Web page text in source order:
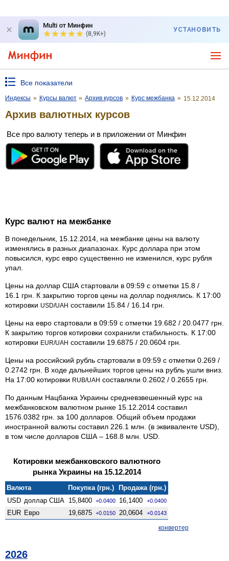
Multi от Минфин
(8,9K+)
УСТАНОВИТЬ
Все показатели
Индексы » Курсы валют » Архив курсов » Курс межбанка » 15.12.2014
Архив валютных курсов
Все про валюту теперь и в приложении от Минфин
Курс валют на межбанке
В понедельник, 15.12.2014, на межбанке цены на валюту
изменялись в разных диапазонах. Курс доллара при этом
повысился, курс евро существенно не изменился, курс рубля
упал.
Цены на доллар США стартовали в 09:59 с отметки 15.8 /
16.1 грн. К закрытию торгов цены на доллар поднялись. К 17:00
котировки USD/UAH составили 15.84 / 16.14 грн.
Цены на евро стартовали в 09:59 с отметки 19.682 / 20.0477 грн.
К закрытию торгов котировки сохранили стабильность. К 17:00
котировки EUR/UAH составили 19.6875 / 20.0604 грн.
Цены на российский рубль стартовали в 09:59 с отметки 0.269 /
0.2742 грн. В ходе дальнейших торгов цены на рубль ушли вниз.
На 17:00 котировки RUB/UAH составляли 0.2602 / 0.2655 грн.
По данным Нацбанка Украины средневзвешенный курс на
межбанковском валютном рынке 15.12.2014 составил
1576.0382 грн. за 100 долларов. Общий объем продажи
иностранной валюты составил 226.1 млн. (в эквиваленте USD),
в том числе долларов США – 168.8 млн. USD.
Котировки межбанковского валютного
рынка Украины на 15.12.2014
Валюта Покупка (грн.)
Продажа (грн.)
USD доллар США 15,8400 +0.0400 16,1400 +0.0400
EUR Евро 19,6875 +0.0150 20,0604 +0.0143
конвертер
2026